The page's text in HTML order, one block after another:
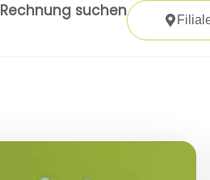
Rechnung suchen